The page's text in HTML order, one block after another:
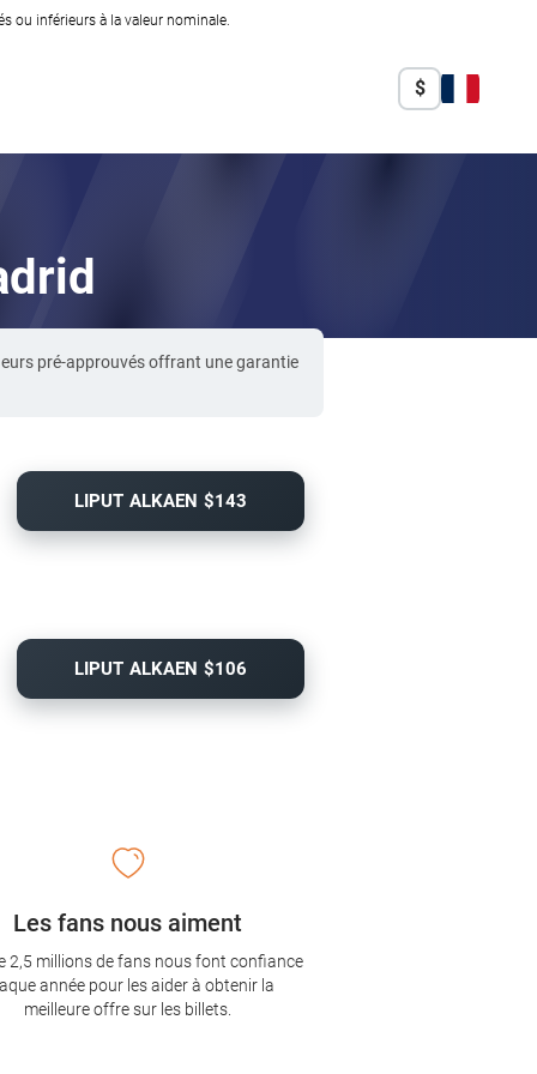
ou inférieurs à la valeur nominale.
$
pré-approuvés offrant une garantie
LIPUT ALKAEN $143
LIPUT ALKAEN $106
Les fans nous aiment
2,5 millions de fans nous font confiance
année pour les aider à obtenir la
meilleure offre sur les billets.